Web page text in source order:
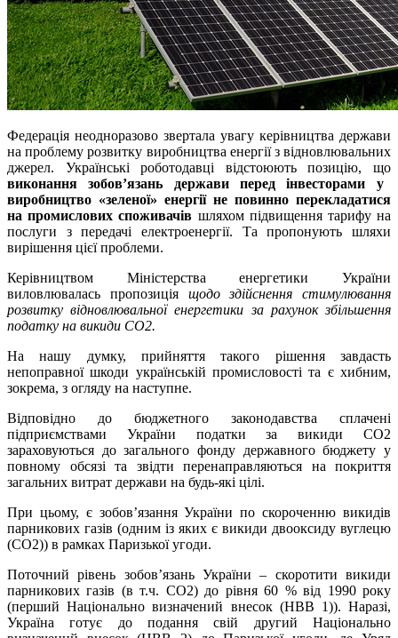
Федерація неодноразово звертала увагу керівництва держави
на проблему розвитку виробництва енергії з відновлювальних
джерел. Українські роботодавці відстоюють позицію, що
виконання зобов’язань держави перед інвесторами у
виробництво «зеленої» енергії не повинно перекладатися
на промислових споживачів шляхом підвищення тарифу на
послуги з передачі електроенергії. Та пропонують шляхи
вирішення цієї проблеми.
Керівництвом Міністерства енергетики України
виловлювалась пропозиція щодо здійснення стимулювання
розвитку відновлювальної енергетики за рахунок збільшення
податку на викиди СО2.
На нашу думку, прийняття такого рішення завдасть
непоправної шкоди українській промисловості та є хибним,
зокрема, з огляду на наступне.
Відповідно до бюджетного законодавства сплачені
підприємствами України податки за викиди СО2
зараховуються до загального фонду державного бюджету у
повному обсязі та звідти перенаправляються на покриття
загальних витрат держави на будь-які цілі.
При цьому, є зобов’язання України по скороченню викидів
парникових газів (одним із яких є викиди двооксиду вуглецю
(СО2)) в рамках Паризької угоди.
Поточний рівень зобов’язань України – скоротити викиди
парникових газів (в т.ч. СО2) до рівня 60 % від 1990 року
(перший Національно визначений внесок (НВВ 1)). Наразі,
Україна готує до подання свій другий Національно